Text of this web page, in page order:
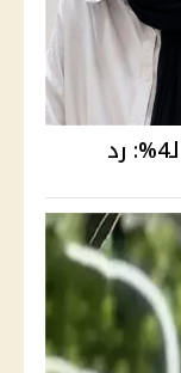
القصة الكاملة لأزمة ريم صاحبة الـ4%: رد